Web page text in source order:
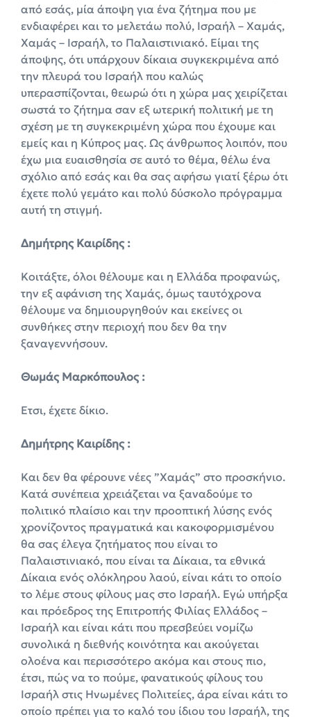
από εσάς, μία άποψη για ένα ζήτημα που με
ενδιαφέρει και το μελετάω πολύ, Ισραήλ – Χαμάς,
Χαμάς – Ισραήλ, το Παλαιστινιακό. Είμαι της
άποψης, ότι υπάρχουν δίκαια συγκεκριμένα από
την πλευρά του Ισραήλ που καλώς
υπερασπίζονται, θεωρώ ότι η χώρα μας χειρίζεται
σωστά το ζήτημα σαν εξ ωτερική πολιτική με τη
σχέση με τη συγκεκριμένη χώρα που έχουμε και
εμείς και η Κύπρος μας. Ως άνθρωπος λοιπόν, που
έχω μια ευαισθησία σε αυτό το θέμα, θέλω ένα
σχόλιο από εσάς και θα σας αφήσω γιατί ξέρω ότι
έχετε πολύ γεμάτο και πολύ δύσκολο πρόγραμμα
αυτή τη στιγμή.
Δημήτρης Καιρίδης :
Κοιτάξτε, όλοι θέλουμε και η Ελλάδα προφανώς,
την εξ αφάνιση της Χαμάς, όμως ταυτόχρονα
θέλουμε να δημιουργηθούν και εκείνες οι
συνθήκες στην περιοχή που δεν θα την
ξαναγεννήσουν.
Θωμάς Μαρκόπουλος :
Ετσι, έχετε δίκιο.
Δημήτρης Καιρίδης :
Και δεν θα φέρουνε νέες ”Χαμάς” στο προσκήνιο.
Κατά συνέπεια χρειάζεται να ξαναδούμε το
πολιτικό πλαίσιο και την προοπτική λύσης ενός
χρονίζοντος πραγματικά και κακοφορμισμένου
θα σας έλεγα ζητήματος που είναι το
Παλαιστινιακό, που είναι τα Δίκαια, τα εθνικά
Δίκαια ενός ολόκληρου λαού, είναι κάτι το οποίο
το λέμε στους φίλους μας στο Ισραήλ. Εγώ υπήρξα
και πρόεδρος της Επιτροπής Φιλίας Ελλάδος –
Ισραήλ και είναι κάτι που πρεσβεύει νομίζω
συνολικά η διεθνής κοινότητα και ακούγεται
ολοένα και περισσότερο ακόμα και στους πιο,
έτσι, πώς να το πούμε, φανατικούς φίλους του
Ισραήλ στις Ηνωμένες Πολιτείες, άρα είναι κάτι το
οποίο πρέπει για το καλό του ίδιου του Ισραήλ, της